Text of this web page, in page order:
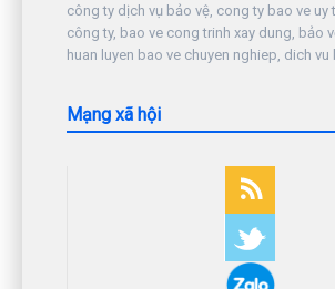
công ty dịch vụ bảo vệ, cong ty bao ve uy
công ty, bao ve cong trinh xay dung, bảo
huan luyen bao ve chuyen nghiep, dich vu
Mạng xã hội